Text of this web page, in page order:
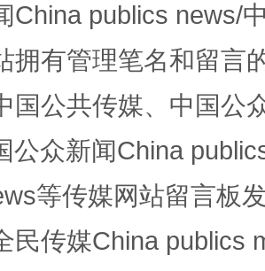
China publics news/
拥有管理笔名和留言
国公共传媒、中国公
公众新闻China
等传媒网站留言板
民传媒China publics